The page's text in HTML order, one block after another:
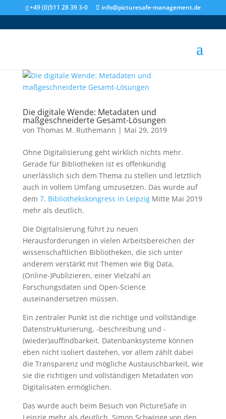
+49 (0)511 28 39 3-0 info@picturesafe-management.de
Die digitale Wende: Metadaten und
maßgeschneiderte Gesamt-Lösungen
von Thomas M. Ruthemann | Mai 29, 2019
Ohne Digitalisierung geht wirklich nichts mehr.
Gerade für Bibliotheken ist es offenkundig
unerlässlich sich dem Thema zu stellen und letztlich
auch in vollem Umfang umzusetzen. Das wurde auf
dem 7. Bibliothekskongress in LeipzigMitte Mai 2019
mehr als deutlich.
Die Digitalisierung führt zu neuen
Herausforderungen in vielen Arbeitsbereichen der
wissenschaftlichen Bibliotheken, die sich unter
anderem verstärkt mit Themen wie Big Data,
(Online-)Publizieren, einer Vielzahl an
Forschungsdaten und Open-Science
auseinandersetzen müssen.
Ein zentraler Punkt ist die richtige und vollständige
Datenstrukturierung, -beschreibung und -
(wieder)auffindbarkeit. Datenbanksysteme können
eben nicht isoliert dastehen, vor allem zählt dabei
die Transparenz und mögliche Austauschbarkeit, wie
sie die richtigen und vollständigen Metadaten von
Digitalisaten ermöglichen.
Das wurde auch beim Besuch von PictureSafe in